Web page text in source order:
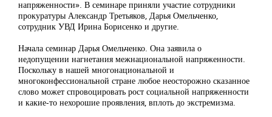
напряженности». В семинаре приняли участие сотрудники
прокуратуры Александр Третьяков, Дарья Омельченко,
сотрудник УВД Ирина Борисенко и другие.
Начала семинар Дарья Омельченко. Она заявила о
недопущении нагнетания межнациональной напряженности.
Поскольку в нашей многонациональной и
многоконфессиональной стране любое неосторожно сказанное
слово может спровоцировать рост социальной напряженности
и какие-то нехорошие проявления, вплоть до экстремизма.